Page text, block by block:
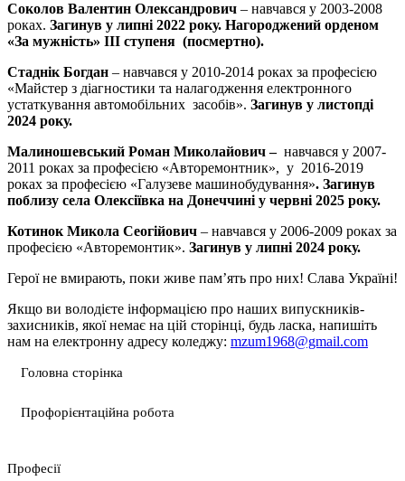
Соколов Валентин Олександрович – навчався у 2003-2008
роках. Загинув у липні 2022 року. Нагороджений орденом
«За мужність» ІІІ ступеня (посмертно).
Стаднік Богдан – навчався у 2010-2014 роках за професією
«Майстер з діагностики та налагодження електронного
устаткування автомобільних засобів». Загинув у листопді
2024 року.
Малиношевський Роман Миколайович – навчався у 2007-
2011 роках за професією «Авторемонтник», у 2016-2019
роках за професією «Галузеве машинобудування». Загинув
поблизу села Олексіївка на Донеччині у червні 2025 року.
Котинок Микола Сеогійович – навчався у 2006-2009 роках за
професією «Авторемонтик». Загинув у липні 2024 року.
Герої не вмирають, поки живе пам’ять про них! Слава Україні!
Якщо ви володієте інформацією про наших випускників-
захисників, якої немає на цій сторінці, будь ласка, напишіть
нам на електронну адресу коледжу: mzum1968@gmail.com
Головна сторінка
Профорієнтаційна робота
Професії